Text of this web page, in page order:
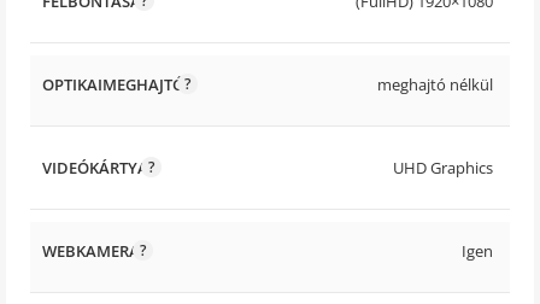
OPTIKAIMEGHAJTÓ meghajtó nélkül
VIDEÓKÁRTYA UHD Graphics
WEBKAMERA Igen